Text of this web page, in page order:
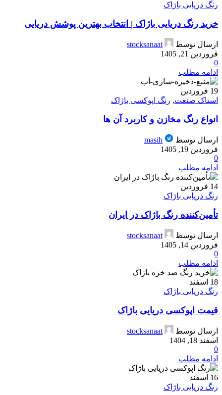
رنگ دریایی باژاک
خرید رنگ دریایی باژاک | انتخاب بهترین پوشش دریایی
ارسال توسط
stocksanaat
فروردین 21, 1405
0
ادامه مطلب
19 فروردین
استاک صنعت, رنگ اپوکسی باژاک
انواع رنگ مخازن و کاربرد آن ها
ارسال توسط
masih
فروردین 19, 1405
0
ادامه مطلب
14 فروردین
رنگ دریایی باژاک
تأمین‌کننده رنگ باژاک در ایران
ارسال توسط
stocksanaat
فروردین 14, 1405
0
ادامه مطلب
18 اسفند
رنگ دریایی باژاک
قیمت اپوکسی دریایی باژاک
ارسال توسط
stocksanaat
اسفند 18, 1404
0
ادامه مطلب
16 اسفند
رنگ دریایی باژاک